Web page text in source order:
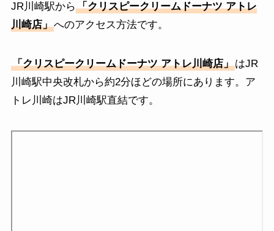
JR川崎駅から 「クリスピークリームドーナツ アトレ
川崎店」へのアクセス方法です。
「クリスピークリームドーナツ アトレ川崎店」はJR
川崎駅中央改札から約2分ほどの場所にあります。ア
トレ川崎はJR川崎駅直結です。